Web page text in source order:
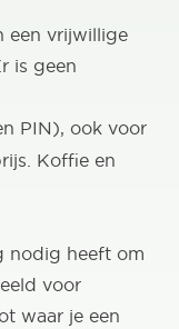
een vrijwillige
is geen
PIN), ook voor
Koffie en
nodig heeft om
voor
waar je een